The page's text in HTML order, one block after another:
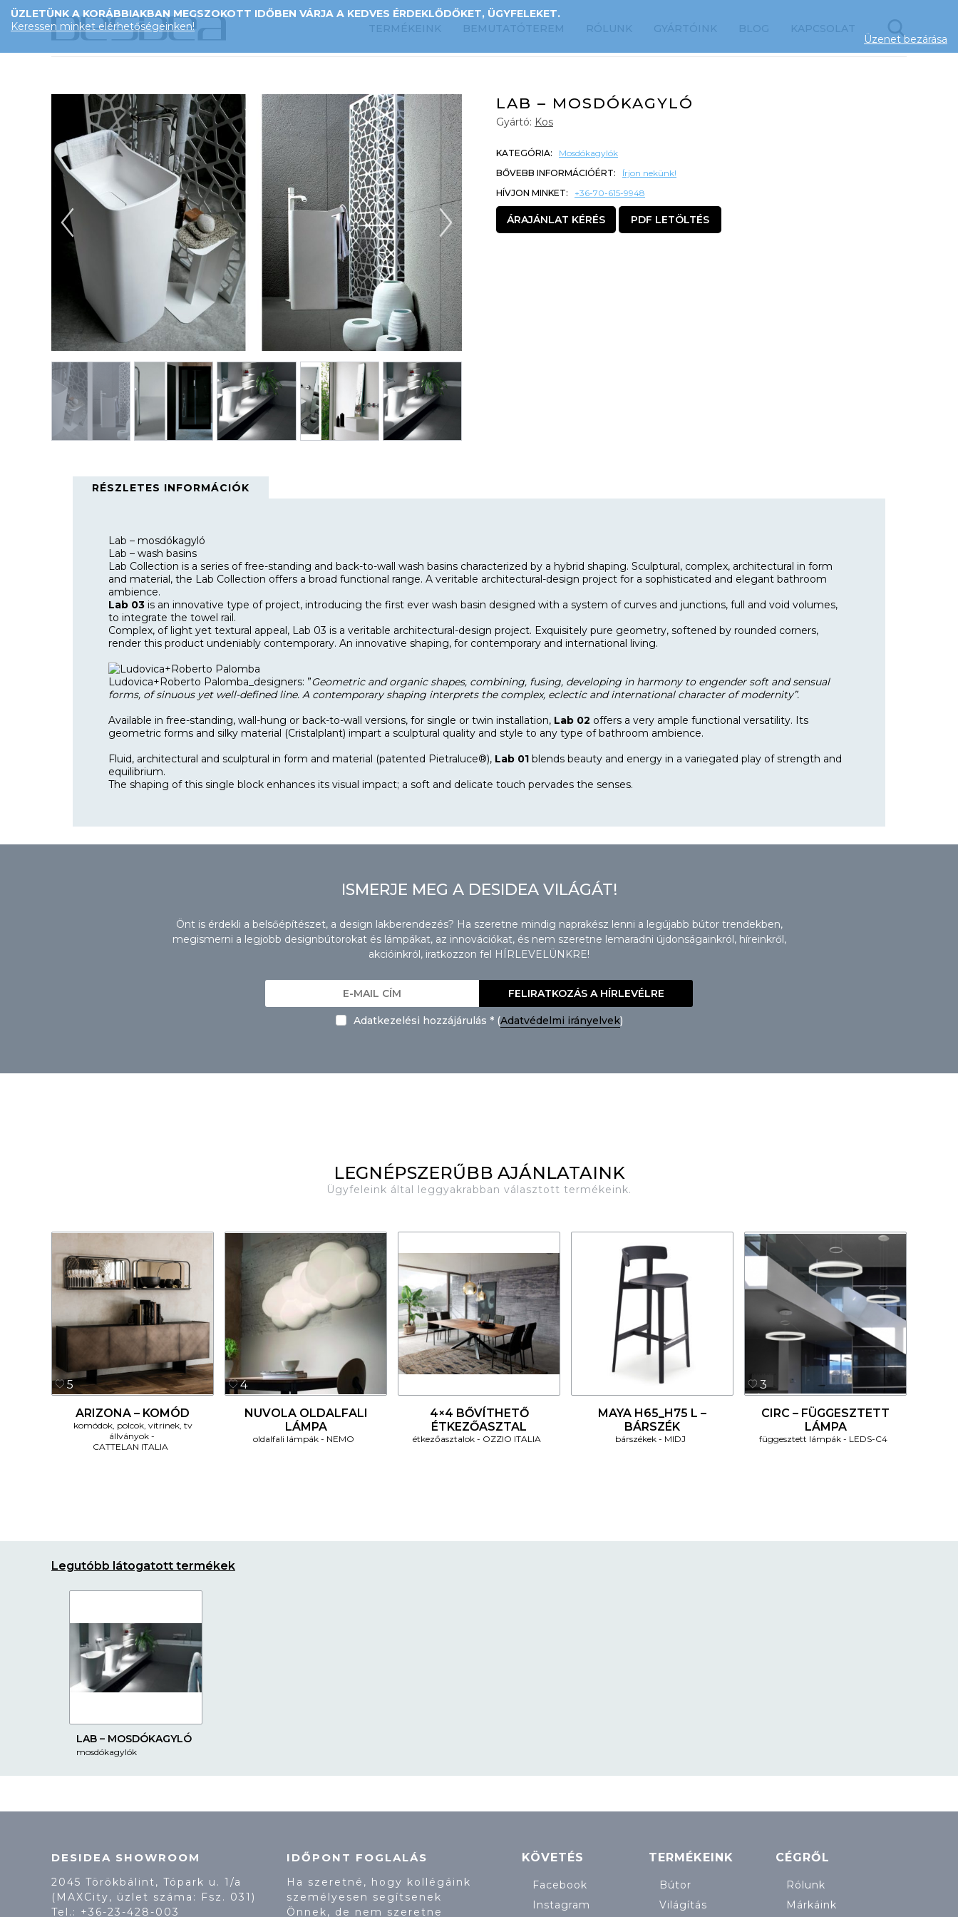
ÜZLETÜNK A KORÁBBIAKBAN MEGSZOKOTT IDŐBEN VÁRJA A KEDVES ÉRDEKLŐDŐKET, ÜGYFELEKET.
Keressen minket elérhetőségeinken!
Üzenet bezárása
TERMÉKEINK BEMUTATÓTEREM RÓLUNK GYÁRTÓINK BLOG KAPCSOLAT
LAB – MOSDÓKAGYLÓ
Gyártó: Kos
KATEGÓRIA:
Mosdókagylók
BŐVEBB INFORMÁCIÓÉRT:
Írjon nekünk!
HÍVJON MINKET:
+36-70-615-9948
ÁRAJÁNLAT KÉRÉS PDF LETÖLTÉS
RÉSZLETES INFORMÁCIÓK
Lab – mosdókagyló
Lab – wash basins
Lab Collection is a series of free-standing and back-to-wall wash basins characterized by a hybrid shaping. Sculptural, complex, architectural in form
and material, the Lab Collection offers a broad functional range. A veritable architectural-design project for a sophisticated and elegant bathroom
ambience.
Lab 03 is an innovative type of project, introducing the first ever wash basin designed with a system of curves and junctions, full and void volumes,
to integrate the towel rail.
Complex, of light yet textural appeal, Lab 03 is a veritable architectural-design project. Exquisitely pure geometry, softened by rounded corners,
render this product undeniably contemporary. An innovative shaping, for contemporary and international living.
Ludovica+Roberto Palomba_designers: ”Geometric and organic shapes, combining, fusing, developing in harmony to engender soft and sensual
forms, of sinuous yet well-defined line. A contemporary shaping interprets the complex, eclectic and international character of modernity”.
Available in free-standing, wall-hung or back-to-wall versions, for single or twin installation, Lab 02 offers a very ample functional versatility. Its
geometric forms and silky material (Cristalplant) impart a sculptural quality and style to any type of bathroom ambience.
Fluid, architectural and sculptural in form and material (patented Pietraluce®), Lab 01 blends beauty and energy in a variegated play of strength and
equilibrium.
The shaping of this single block enhances its visual impact; a soft and delicate touch pervades the senses.
ISMERJE MEG A DESIDEA VILÁGÁT!
Önt is érdekli a belsőépítészet, a design lakberendezés? Ha szeretne mindig naprakész lenni a legújabb bútor trendekben,
megismerni a legjobb designbútorokat és lámpákat, az innovációkat, és nem szeretne lemaradni újdonságainkról, híreinkről,
akcióinkról, iratkozzon fel HÍRLEVELÜNKRE!
FELIRATKOZÁS A HÍRLEVÉLRE
Adatkezelési hozzájárulás * (Adatvédelmi irányelvek)
LEGNÉPSZERŰBB AJÁNLATAINK
Ügyfeleink által leggyakrabban választott termékeink.
5
ARIZONA – KOMÓD
komódok, polcok, vitrinek, tv
állványok
CATTELAN ITALIA
4
NUVOLA OLDALFALI
LÁMPA
oldalfali lámpák NEMO
4×4 BŐVÍTHETŐ
ÉTKEZŐASZTAL
étkezőasztalok OZZIO ITALIA
MAYA H65_H75 L –
BÁRSZÉK
bárszékek MIDJ
3
CIRC – FÜGGESZTETT
LÁMPA
függesztett lámpák LEDS-C4
Legutóbb látogatott termékek
LAB – MOSDÓKAGYLÓ
mosdókagylók
DESIDEA SHOWROOM
2045 Törökbálint, Tópark u. 1/a
(MAXCity, üzlet száma: Fsz. 031)
Tel.: +36-23-428-003
IDŐPONT FOGLALÁS
Ha szeretné, hogy kollégáink
személyesen segítsenek
Önnek, de nem szeretne
KÖVETÉS
Facebook
Instagram
TERMÉKEINK
Bútor
Világítás
CÉGRŐL
Rólunk
Márkáink